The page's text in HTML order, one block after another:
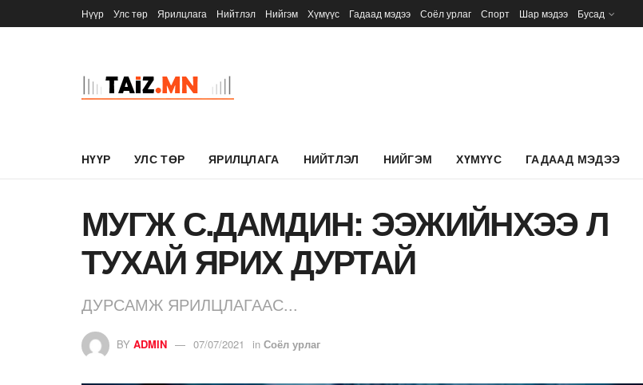
Нүүр Улс төр Ярилцлага Нийтлэл Нийгэм Хүмүүс Гадаад мэдээ Соёл урлаг Спорт Шар мэдээ Бусад
НҮҮР УЛС ТӨР ЯРИЛЦЛАГА НИЙТЛЭЛ НИЙГЭМ ХҮМҮҮС ГАДААД МЭДЭЭ
МУГЖ С.ДАМДИН: ЭЭЖИЙНХЭЭ Л
ТУХАЙ ЯРИХ ДУРТАЙ
ДУРСАМЖ ЯРИЛЦЛАГААС...
BY ADMIN 07/07/2021 in Соёл урлаг